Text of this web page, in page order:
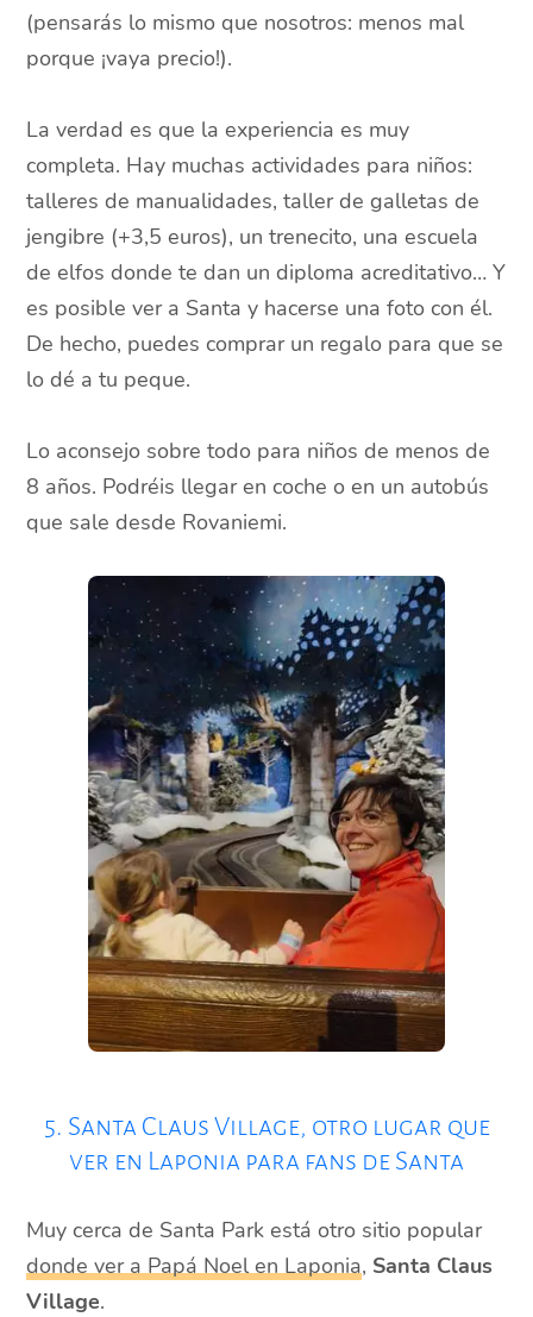
(pensarás lo mismo que nosotros: menos mal
porque ¡vaya precio!).
La verdad es que la experiencia es muy
completa. Hay muchas actividades para niños:
talleres de manualidades, taller de galletas de
jengibre (+3,5 euros), un trenecito, una escuela
de elfos donde te dan un diploma acreditativo… Y
es posible ver a Santa y hacerse una foto con él.
De hecho, puedes comprar un regalo para que se
lo dé a tu peque.
Lo aconsejo sobre todo para niños de menos de
8 años. Podréis llegar en coche o en un autobús
que sale desde Rovaniemi.
5. Santa Claus Village, otro lugar que
ver en Laponia para fans de Santa
Muy cerca de Santa Park está otro sitio popular
donde ver a Papá Noel en Laponia, Santa Claus
Village.